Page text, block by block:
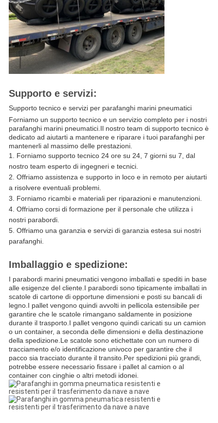
Supporto e servizi:
Supporto tecnico e servizi per parafanghi marini pneumatici
Forniamo un supporto tecnico e un servizio completo per i nostri
parafanghi marini pneumatici.Il nostro team di supporto tecnico è
dedicato ad aiutarti a mantenere e riparare i tuoi parafanghi per
mantenerli al massimo delle prestazioni.
Forniamo supporto tecnico 24 ore su 24, 7 giorni su 7, dal
nostro team esperto di ingegneri e tecnici.
Offriamo assistenza e supporto in loco e in remoto per aiutarti
a risolvere eventuali problemi.
Forniamo ricambi e materiali per riparazioni e manutenzioni.
Offriamo corsi di formazione per il personale che utilizza i
nostri parabordi.
Offriamo una garanzia e servizi di garanzia estesa sui nostri
parafanghi.
Imballaggio e spedizione:
I parabordi marini pneumatici vengono imballati e spediti in base
alle esigenze del cliente.I parabordi sono tipicamente imballati in
scatole di cartone di opportune dimensioni e posti su bancali di
legno.I pallet vengono quindi avvolti in pellicola estensibile per
garantire che le scatole rimangano saldamente in posizione
durante il trasporto.I pallet vengono quindi caricati su un camion
o un container, a seconda delle dimensioni e della destinazione
della spedizione.Le scatole sono etichettate con un numero di
tracciamento e/o identificazione univoco per garantire che il
pacco sia tracciato durante il transito.Per spedizioni più grandi,
potrebbe essere necessario fissare i pallet al camion o al
container con cinghie o altri metodi idonei.